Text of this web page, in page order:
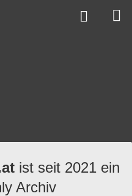
ist seit 2021 ein
Archiv